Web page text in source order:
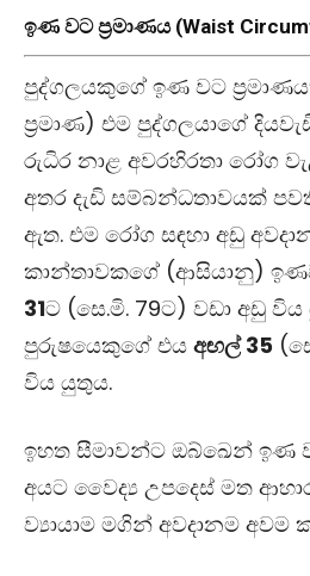
ඉණ වට ප්‍රමාණය (Waist
පුද්ගලයකුගේ ඉණ වට
ප්‍රමාණ) එම පුද්ගලයාගේ
රුධිර නාළ අවරහිරතා රෝග
අතර දැඩි සම්බන්ධතාවයක්
ඇත. එම රෝග සඳහා අඩු
කාන්තාවකගේ (ආසියානු)
31ට (සෙ.මි. 79ට) වඩා අඩු
පුරුෂයෙකුගේ එය අඟල් 35
විය යුතුය.
ඉහත සීමාවන්ට ඔබ්ඛෙන් ඉණ
අයට වෛද්‍ය උපදෙස් මත
ව්‍යායාම මගින් අවදානම අවම